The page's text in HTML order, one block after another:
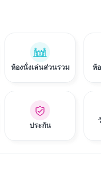
ห้องนั่งเล่นส่วนรวม ห้
ประกัน